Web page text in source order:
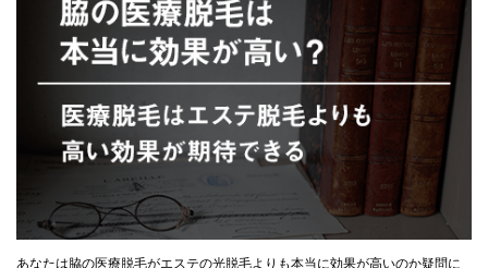
あなたは脇の医療脱毛がエステの光脱毛よりも本当に効果が高いのか疑問に